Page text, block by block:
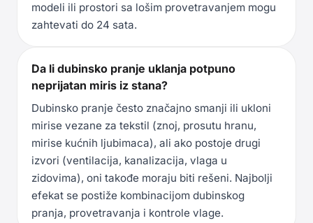
modeli ili prostori sa lošim provetravanjem mogu
zahtevati do 24 sata.
Da li dubinsko pranje uklanja potpuno
neprijatan miris iz stana?
Dubinsko pranje često značajno smanji ili ukloni
mirise vezane za tekstil (znoj, prosutu hranu,
mirise kućnih ljubimaca), ali ako postoje drugi
izvori (ventilacija, kanalizacija, vlaga u
zidovima), oni takođe moraju biti rešeni. Najbolji
efekat se postiže kombinacijom dubinskog
pranja, provetravanja i kontrole vlage.